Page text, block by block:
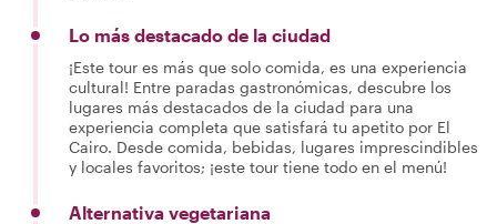
Lo más destacado de la ciudad
¡Este tour es más que solo comida, es una experiencia
cultural! Entre paradas gastronómicas, descubre los
lugares más destacados de la ciudad para una
experiencia completa que satisfará tu apetito por El
Cairo. Desde comida, bebidas, lugares imprescindibles
y locales favoritos; ¡este tour tiene todo en el menú!
Alternativa vegetariana